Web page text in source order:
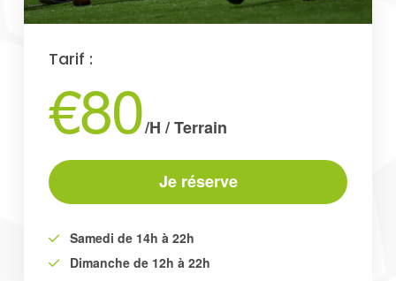
Tarif :
€80/H / Terrain
Je réserve
Samedi de 14h à 22h
Dimanche de 12h à 22h